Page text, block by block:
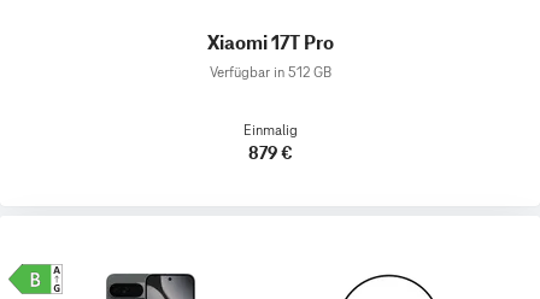
Xiaomi 17T Pro
Verfügbar in 512 GB
Einmalig
879 €